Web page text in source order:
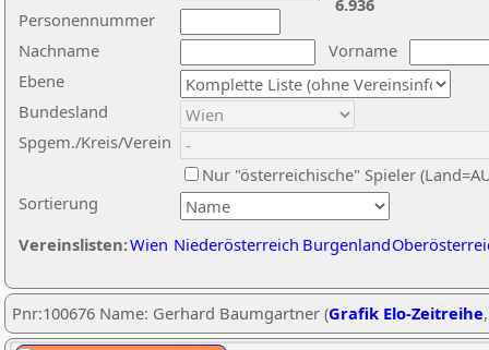
Nachname
Vorname
Ebene
Sortierung
Personennummer
Bundesland
Spgem./Kreis/Verein
Nur "österreichische" Spieler
Vereinslisten:Wien Niederösterreich Burgenland
6.936
Pnr:100676 Name: Gerhard Baumgartner (Grafik Elo-Zeitreihe